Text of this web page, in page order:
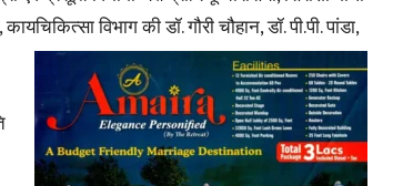
विभाग की डॉ. गौरी चौहान, डॉ. पी.पी. पांडा,